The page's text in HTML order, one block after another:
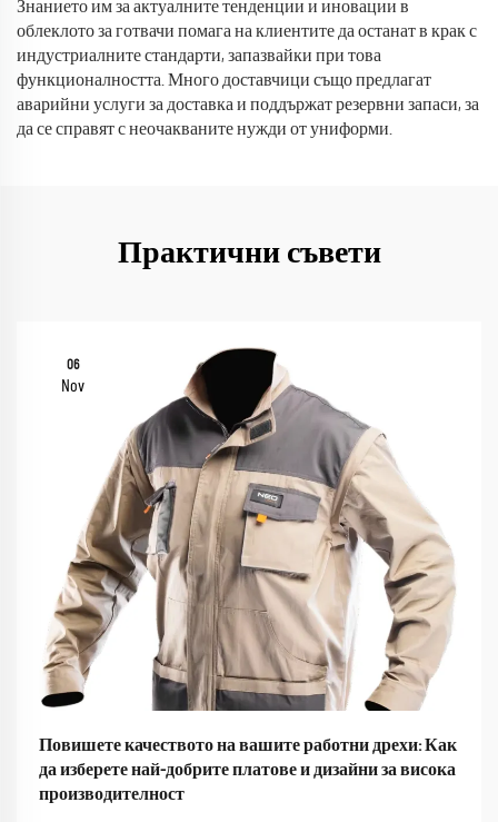
Знанието им за актуалните тенденции и иновации в
облеклото за готвачи помага на клиентите да останат в крак с
индустриалните стандарти, запазвайки при това
функционалността. Много доставчици също предлагат
аварийни услуги за доставка и поддържат резервни запаси, за
да се справят с неочакваните нужди от униформи.
Практични съвети
06
Nov
Повишете качеството на вашите работни дрехи: Как
да изберете най-добрите платове и дизайни за висока
производителност